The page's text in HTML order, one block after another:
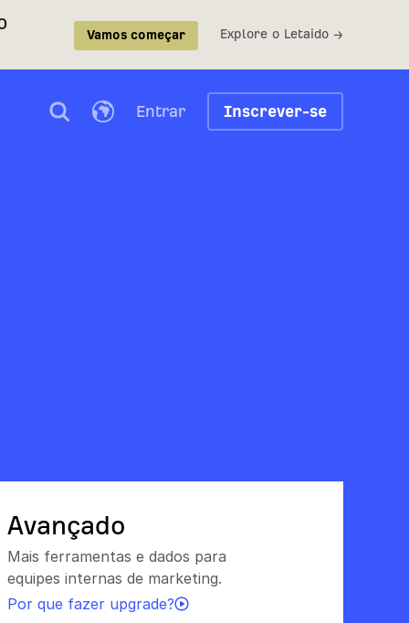
Vamos começar Explore o Letaido →
Entrar Inscrever-se
Avançado
Mais ferramentas e dados para
equipes internas de marketing.
Por que fazer upgrade?